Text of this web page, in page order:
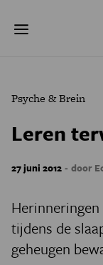
naar
PODCAST
JONGE
Psyche & Brein
Leren
27 juni 2012 - door
tijdens de
geheugen